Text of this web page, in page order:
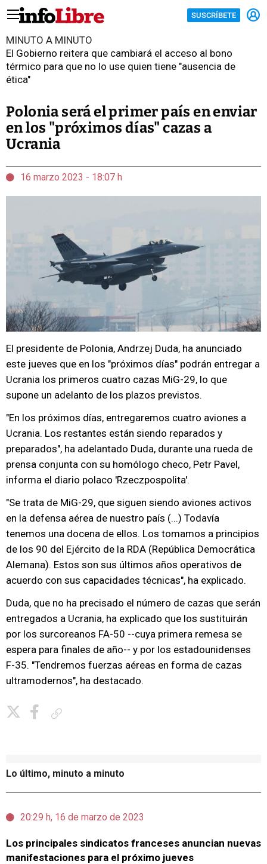
SUSCRÍBETE
MINUTO A MINUTO
El Gobierno reitera que cambiará el acceso al bono
térmico para que no lo use quien tiene "ausencia de
ética"
Polonia será el primer país en enviar
en los "próximos días" cazas a
Ucrania
16 marzo 2023 - 18:07 h
El presidente de Polonia, Andrzej Duda, ha anunciado
este jueves que en los "próximos días" podrán entregar a
Ucrania los primeros cuatro cazas MiG-29, lo que
supone un adelanto de los plazos previstos.
"En los próximos días, entregaremos cuatro aviones a
Ucrania. Los restantes están siendo reparados y
preparados", ha adelantado Duda, durante una rueda de
prensa conjunta con su homólogo checo, Petr Pavel,
informa el diario polaco 'Rzeczpospolita'.
"Se trata de MiG-29, que siguen siendo aviones activos
en la defensa aérea de nuestro país (...) Todavía
tenemos una docena de ellos. Los tomamos a principios
de los 90 del Ejército de la RDA (República Democrática
Alemana). Estos son sus últimos años operativos de
acuerdo con sus capacidades técnicas", ha explicado.
Duda, que no ha precisado el número de cazas que serán
entregados a Ucrania, ha explicado que los sustituirán
por los surcoreanos FA-50 --cuya primera remesa se
espera para finales de año-- y por los estadounidenses
F-35. "Tendremos fuerzas aéreas en forma de cazas
ultramodernos", ha destacado.
Lo último, minuto a minuto
20:29 h, 16 de marzo de 2023
Los principales sindicatos franceses anuncian nuevas
manifestaciones para el próximo jueves